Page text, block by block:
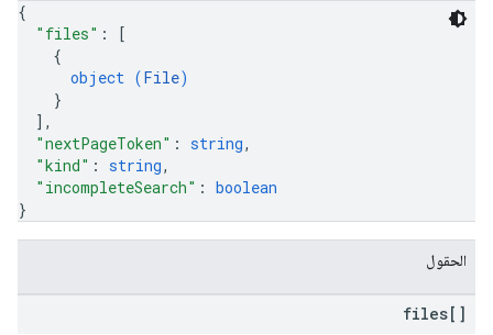
{
"files" :
[
{
object (File)
}
] ,
"nextPageToken" : string,
"kind" : string,
"incompleteSearch" : boolean
}
الحقول
files[]